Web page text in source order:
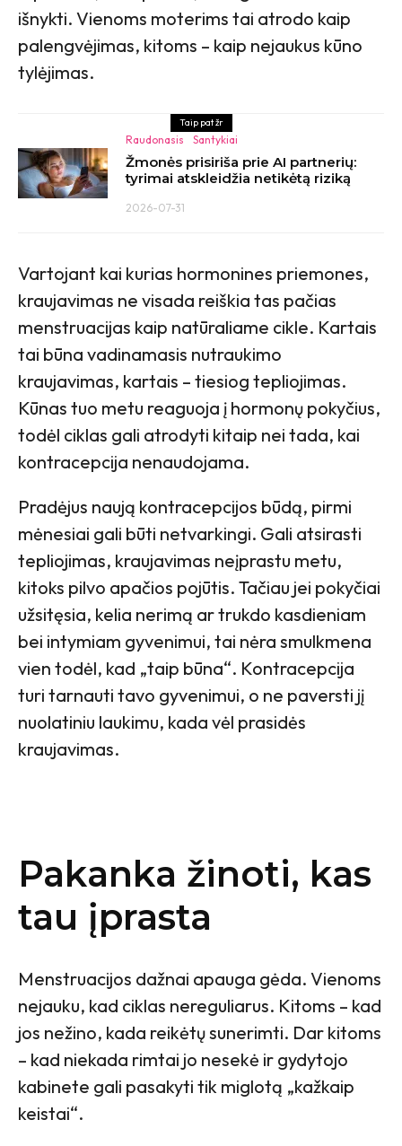
išnykti. Vienoms moterims tai atrodo kaip
palengvėjimas, kitoms – kaip nejaukus kūno
tylėjimas.
Taip pat žr
Raudonasis Santykiai
Žmonės prisiriša prie AI partnerių:
tyrimai atskleidžia netikėtą riziką
2026-07-31
Vartojant kai kurias hormonines priemones,
kraujavimas ne visada reiškia tas pačias
menstruacijas kaip natūraliame cikle. Kartais
tai būna vadinamasis nutraukimo
kraujavimas, kartais – tiesiog tepliojimas.
Kūnas tuo metu reaguoja į hormonų pokyčius,
todėl ciklas gali atrodyti kitaip nei tada, kai
kontracepcija nenaudojama.
Pradėjus naują kontracepcijos būdą, pirmi
mėnesiai gali būti netvarkingi. Gali atsirasti
tepliojimas, kraujavimas neįprastu metu,
kitoks pilvo apačios pojūtis. Tačiau jei pokyčiai
užsitęsia, kelia nerimą ar trukdo kasdieniam
bei intymiam gyvenimui, tai nėra smulkmena
vien todėl, kad „taip būna“. Kontracepcija
turi tarnauti tavo gyvenimui, o ne paversti jį
nuolatiniu laukimu, kada vėl prasidės
kraujavimas.
Pakanka žinoti, kas
tau įprasta
Menstruacijos dažnai apauga gėda. Vienoms
nejauku, kad ciklas nereguliarus. Kitoms – kad
jos nežino, kada reikėtų sunerimti. Dar kitoms
– kad niekada rimtai jo nesekė ir gydytojo
kabinete gali pasakyti tik miglotą „kažkaip
keistai“.